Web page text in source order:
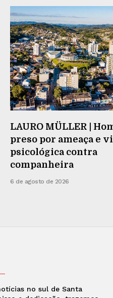
LAURO MÜLLER |
preso por ameaça e
psicológica contra
companheira
6 de agosto de 2026
no sul de Santa